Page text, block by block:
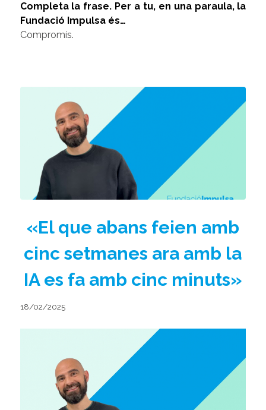
Completa la frase. Per a tu, en una paraula, la
Fundació Impulsa és…
Compromís.
«El que abans feien amb
cinc setmanes ara amb la
IA es fa amb cinc minuts»
18/02/2025